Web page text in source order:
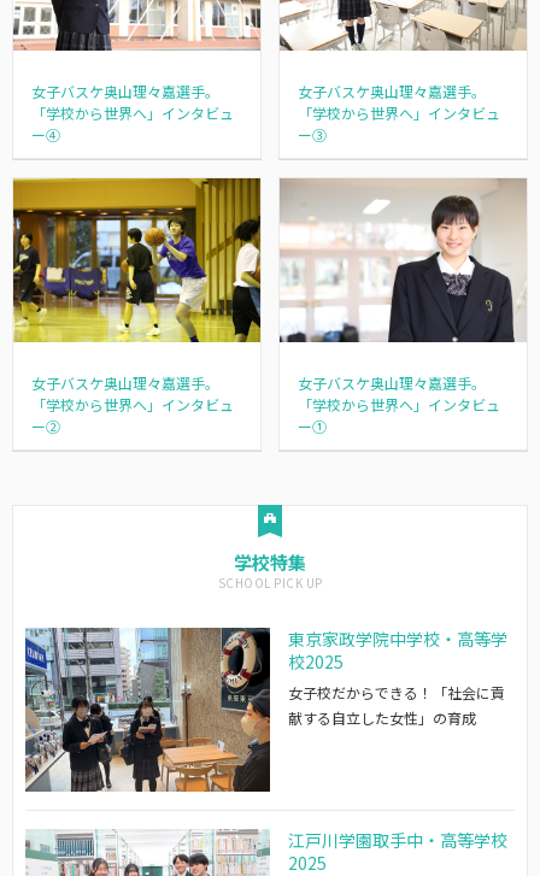
女子バスケ奥山理々嘉選手。
「学校から世界へ」インタビュ
ー④
女子バスケ奥山理々嘉選手。
「学校から世界へ」インタビュ
ー③
女子バスケ奥山理々嘉選手。
「学校から世界へ」インタビュ
ー②
女子バスケ奥山理々嘉選手。
「学校から世界へ」インタビュ
ー①
学校特集
東京家政学院中学校・高等学
校2025
女子校だからできる！「社会に貢
献する自立した女性」の育成
江戸川学園取手中・高等学校
2025